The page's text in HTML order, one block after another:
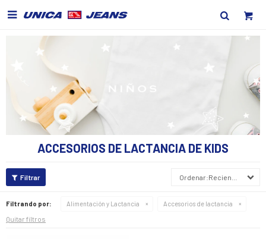

ACCESORIOS DE LACTANCIA DE KIDS
Recientes
Filtrando por: Alimentación y Lactancia Accesorios de lactancia
Quitar filtros